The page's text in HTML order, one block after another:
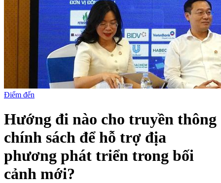
Điểm đến
Hướng đi nào cho truyền thông
chính sách để hỗ trợ địa
phương phát triển trong bối
cảnh mới?